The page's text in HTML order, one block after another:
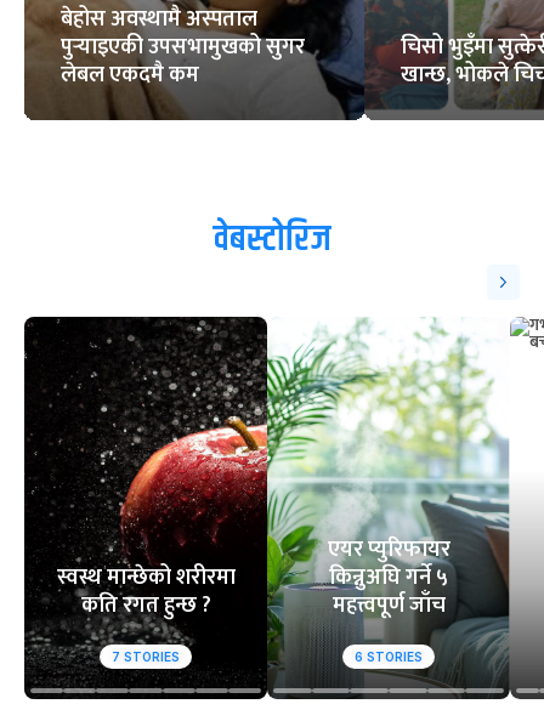
बेहोस अवस्थामै अस्पताल
पुर्‍याइएकी उपसभामुखको सुगर
लेबल एकदमै कम
चिसो भुइँमा
खान्छ, भोकले
वेबस्टोरिज
स्वस्थ मान्छेको शरीरमा
कति रगत हुन्छ ?
7 STORIES
एयर प्युरिफायर
किन्नुअघि गर्ने ५
महत्त्वपूर्ण जाँच
6 STORIES